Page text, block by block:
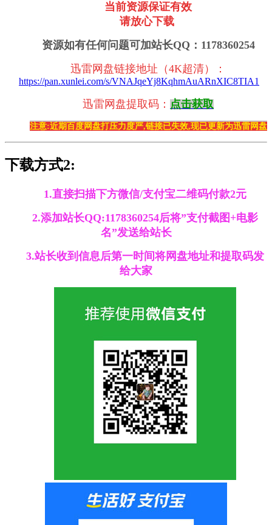
当前资源保证有效
请放心下载
资源如有任何问题可加站长QQ：1178360254
迅雷网盘链接地址（4K超清）
：
https://pan.xunlei.com/s/VNAJqeYj8KqhmAuARnXIC8TIA1
迅雷网盘提取码： 点击获取
注意:近期百度网盘打压力度严,链接已失效,现已更新为迅雷网盘
下载方式2:
1.直接扫描下方微信/支付宝二维码付款2元
2.添加站长QQ:1178360254后将”支付截图+电影
名”发送给站长
3.站长收到信息后第一时间将网盘地址和提取码发
给大家